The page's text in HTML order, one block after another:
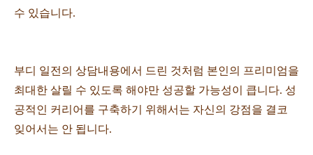
수 있습니다.
부디 일전의 상담내용에서 드린 것처럼 본인의 프리미엄을
최대한 살릴 수 있도록 해야만 성공할 가능성이 큽니다. 성
공적인 커리어를 구축하기 위해서는 자신의 강점을 결코
잊어서는 안 됩니다.